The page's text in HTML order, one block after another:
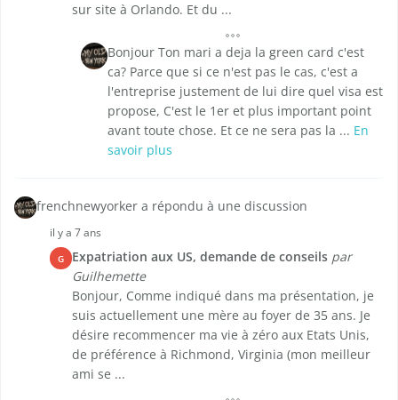
sur site à Orlando. Et du ...
Bonjour Ton mari a deja la green card c'est
ca? Parce que si ce n'est pas le cas, c'est a
l'entreprise justement de lui dire quel visa est
propose, C'est le 1er et plus important point
avant toute chose. Et ce ne sera pas la ... En
savoir plus
frenchnewyorker a répondu à une discussion
il y a 7 ans
G Expatriation aux US, demande de conseils par
Guilhemette
Bonjour, Comme indiqué dans ma présentation, je
suis actuellement une mère au foyer de 35 ans. Je
désire recommencer ma vie à zéro aux Etats Unis,
de préférence à Richmond, Virginia (mon meilleur
ami se ...